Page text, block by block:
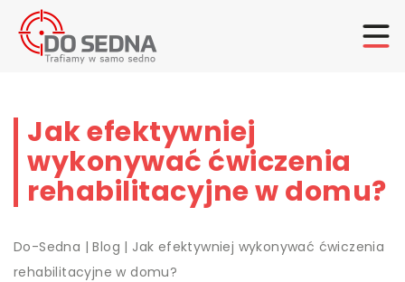
Jak efektywniej
wykonywać ćwiczenia
rehabilitacyjne w domu?
Do-Sedna |Blog | Jak efektywniej wykonywać ćwiczenia
rehabilitacyjne w domu?